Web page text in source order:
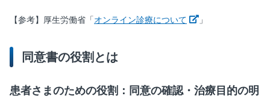
【参考】厚生労働省「オンライン診療について 新しいウィンドウ
」
同意書の役割とは
患者さまのための役割：同意の確認・治療目的の明